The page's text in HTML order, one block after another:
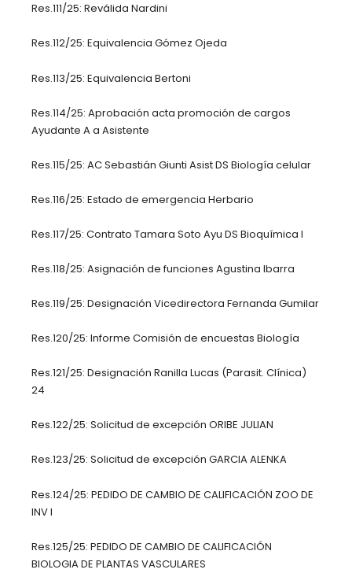
Res.111/25: Reválida Nardini
Res.112/25: Equivalencia Gómez Ojeda
Res.113/25: Equivalencia Bertoni
Res.114/25: Aprobación acta promoción de cargos
Ayudante A a Asistente
Res.115/25: AC Sebastián Giunti Asist DS Biología celular
Res.116/25: Estado de emergencia Herbario
Res.117/25: Contrato Tamara Soto Ayu DS Bioquímica I
Res.118/25: Asignación de funciones Agustina Ibarra
Res.119/25: Designación Vicedirectora Fernanda Gumilar
Res.120/25: Informe Comisión de encuestas Biología
Res.121/25: Designación Ranilla Lucas (Parasit. Clínica)
24
Res.122/25: Solicitud de excepción ORIBE JULIAN
Res.123/25: Solicitud de excepción GARCIA ALENKA
Res.124/25: PEDIDO DE CAMBIO DE CALIFICACIÓN ZOO DE
INV I
Res.125/25: PEDIDO DE CAMBIO DE CALIFICACIÓN
BIOLOGIA DE PLANTAS VASCULARES